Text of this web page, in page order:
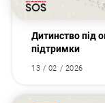
Дитинство під
підтримки
13 / 02 / 2026